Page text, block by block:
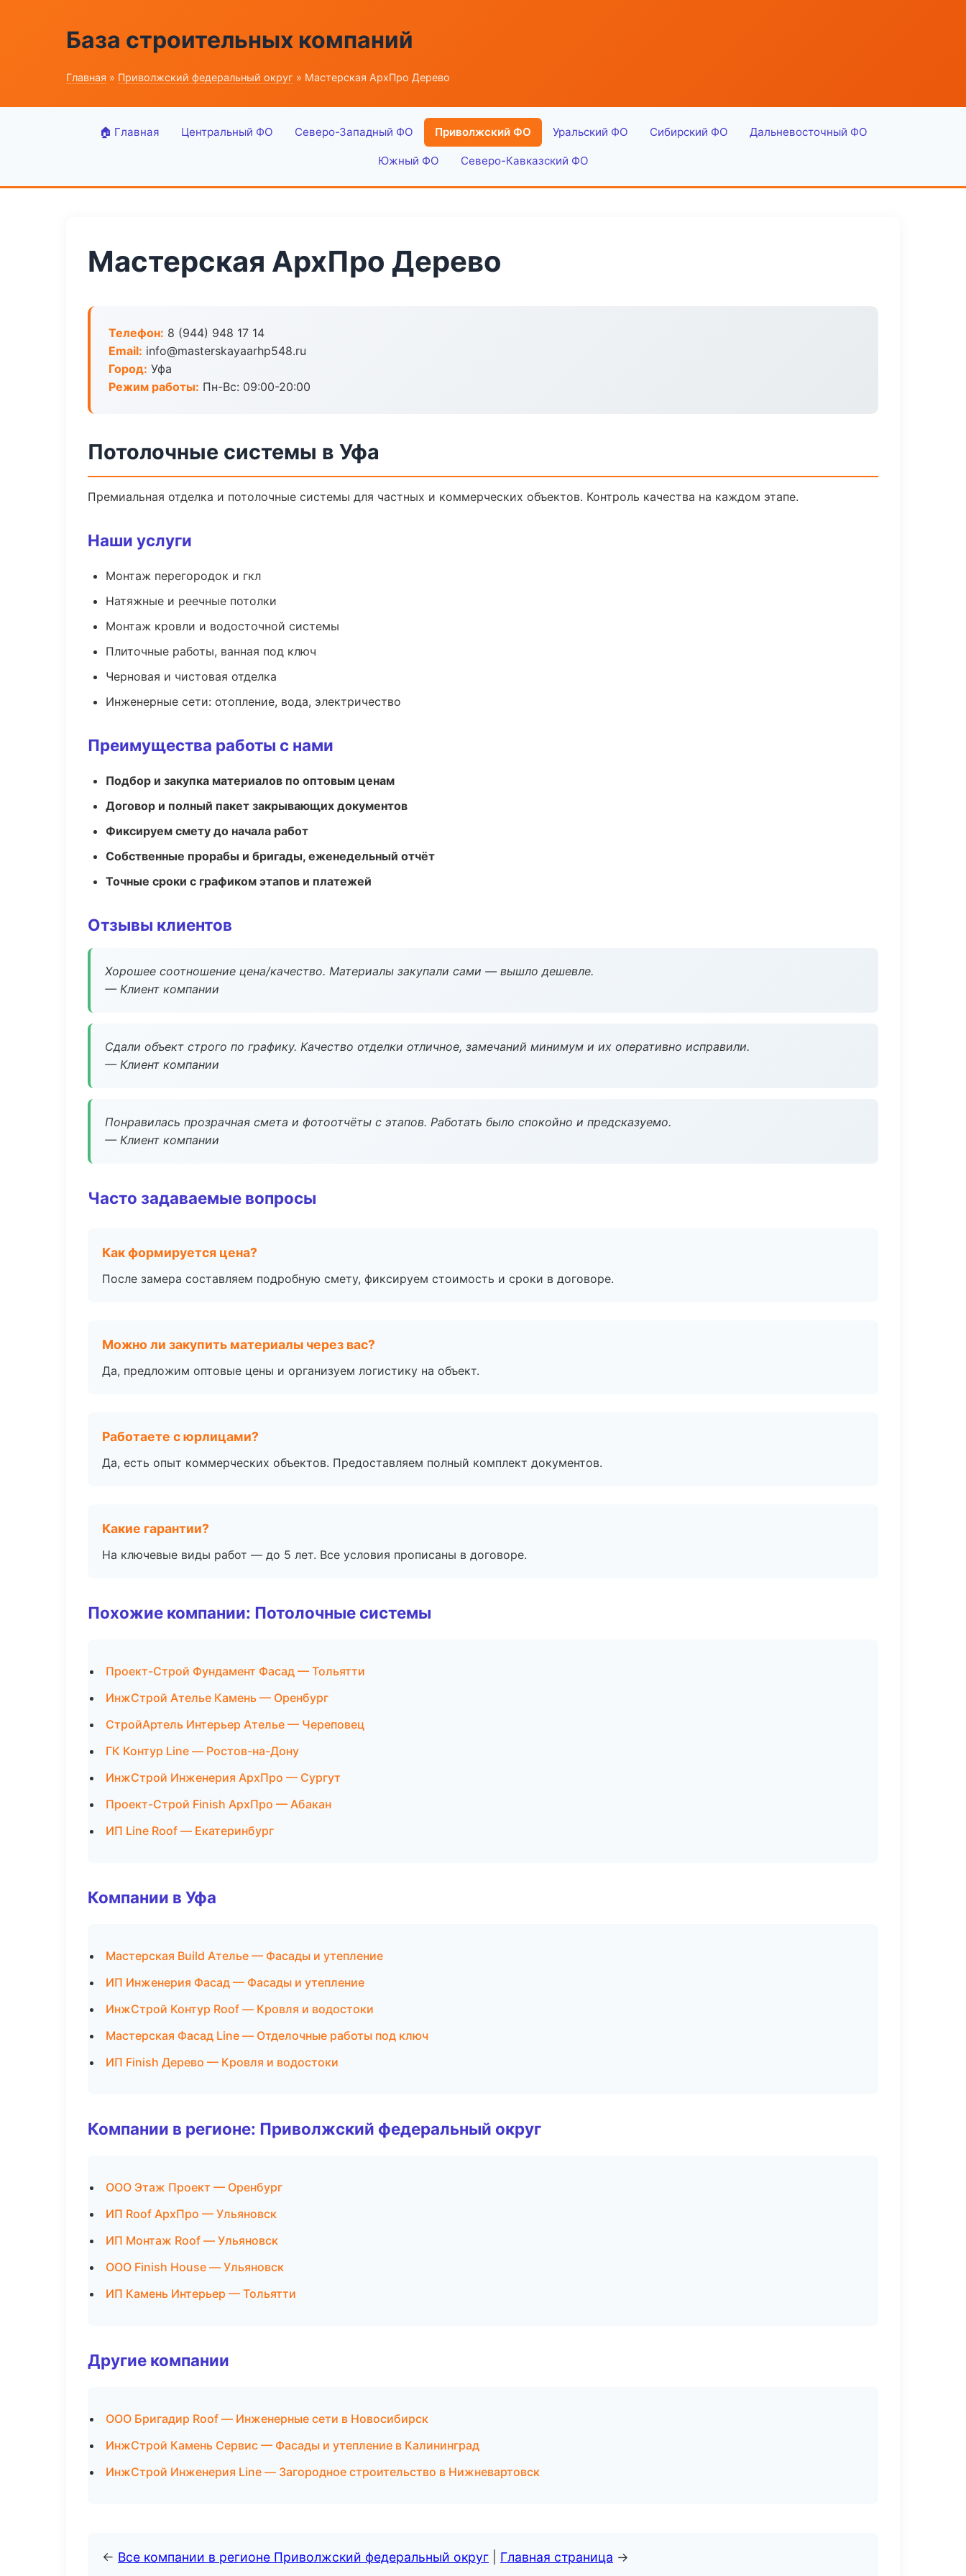
База строительных компаний
Главная » Приволжский федеральный округ » Мастерская АрхПро Дерево
🏠 Главная Центральный ФО Северо-Западный ФО Приволжский ФО Уральский ФО Сибирский ФО Дальневосточный ФО
Южный ФО Северо-Кавказский ФО
Мастерская АрхПро Дерево
Телефон: 8 (944) 948 17 14
Email: info@masterskayaarhp548.ru
Город: Уфа
Режим работы: Пн-Вс: 09:00-20:00
Потолочные системы в Уфа
Премиальная отделка и потолочные системы для частных и коммерческих объектов. Контроль качества на каждом этапе.
Наши услуги
Монтаж перегородок и гкл
Натяжные и реечные потолки
Монтаж кровли и водосточной системы
Плиточные работы, ванная под ключ
Черновая и чистовая отделка
Инженерные сети: отопление, вода, электричество
Преимущества работы с нами
Подбор и закупка материалов по оптовым ценам
Договор и полный пакет закрывающих документов
Фиксируем смету до начала работ
Собственные прорабы и бригады, еженедельный отчёт
Точные сроки с графиком этапов и платежей
Отзывы клиентов
Хорошее соотношение цена/качество. Материалы закупали сами — вышло дешевле.
— Клиент компании
Сдали объект строго по графику. Качество отделки отличное, замечаний минимум и их оперативно исправили.
— Клиент компании
Понравилась прозрачная смета и фотоотчёты с этапов. Работать было спокойно и предсказуемо.
— Клиент компании
Часто задаваемые вопросы
Как формируется цена?
После замера составляем подробную смету, фиксируем стоимость и сроки в договоре.
Можно ли закупить материалы через вас?
Да, предложим оптовые цены и организуем логистику на объект.
Работаете с юрлицами?
Да, есть опыт коммерческих объектов. Предоставляем полный комплект документов.
Какие гарантии?
На ключевые виды работ — до 5 лет. Все условия прописаны в договоре.
Похожие компании: Потолочные системы
Проект-Строй Фундамент Фасад — Тольятти
ИнжСтрой Ателье Камень — Оренбург
СтройАртель Интерьер Ателье — Череповец
ГК Контур Line — Ростов-на-Дону
ИнжСтрой Инженерия АрхПро — Сургут
Проект-Строй Finish АрхПро — Абакан
ИП Line Roof — Екатеринбург
Компании в Уфа
Мастерская Build Ателье — Фасады и утепление
ИП Инженерия Фасад — Фасады и утепление
ИнжСтрой Контур Roof — Кровля и водостоки
Мастерская Фасад Line — Отделочные работы под ключ
ИП Finish Дерево — Кровля и водостоки
Компании в регионе: Приволжский федеральный округ
ООО Этаж Проект — Оренбург
ИП Roof АрхПро — Ульяновск
ИП Монтаж Roof — Ульяновск
ООО Finish House — Ульяновск
ИП Камень Интерьер — Тольятти
Другие компании
ООО Бригадир Roof — Инженерные сети в Новосибирск
ИнжСтрой Камень Сервис — Фасады и утепление в Калининград
ИнжСтрой Инженерия Line — Загородное строительство в Нижневартовск
← Все компании в регионе Приволжский федеральный округ Главная страница →